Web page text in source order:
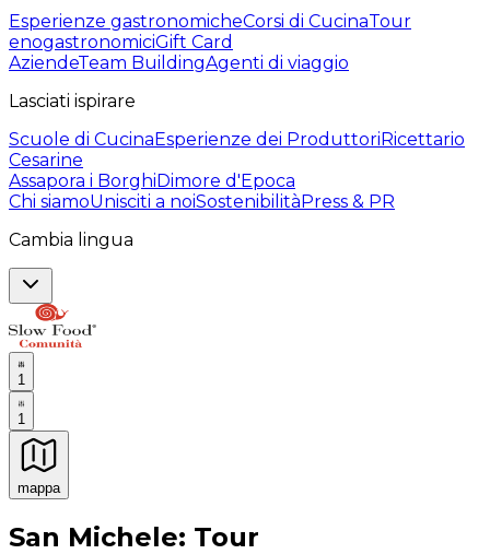
Esperienze gastronomicheCorsi di CucinaTour
enogastronomiciGift Card
AziendeTeam BuildingAgenti di viaggio
Lasciati ispirare
Scuole di CucinaEsperienze dei ProduttoriRicettario
Cesarine
Assapora i BorghiDimore d'Epoca
Chi siamoUnisciti a noiSostenibilitàPress & PR
Cambia lingua
1
1
mappa
Esperienze culinarie indimenticabili: Esperienze
San Michele: Tour